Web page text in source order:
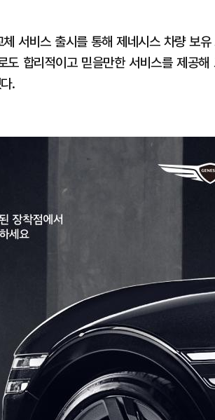
서비스 출시를 통해 제네시스 차량 보
도 합리적이고 믿을만한 서비스를 제공
.